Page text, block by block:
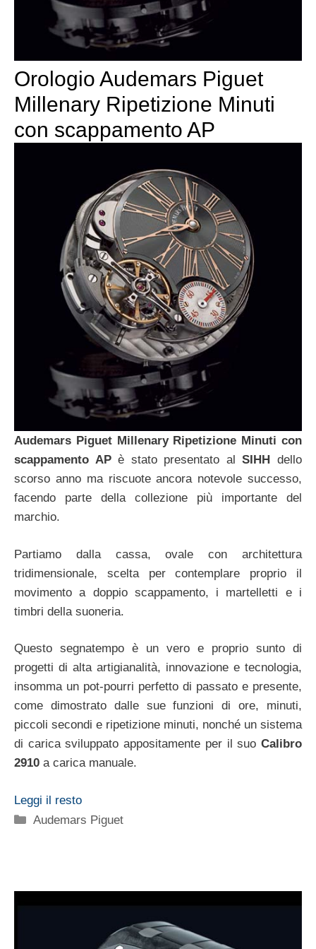
Orologio Audemars Piguet
Millenary Ripetizione Minuti
con scappamento AP
Audemars Piguet Millenary Ripetizione Minuti con
scappamento APè stato presentato alSIHH
dello
scorso anno ma riscuote ancora notevole successo,
facendo parte della collezione più importante del
marchio.
Partiamo dalla cassa, ovale con architettura
tridimensionale, scelta per contemplare proprio il
movimento a doppio scappamento, i martelletti e i
timbri della suoneria.
Questo segnatempo è un vero e proprio sunto di
progetti di alta artigianalità, innovazione e tecnologia,
insomma un pot-pourri perfetto di passato e presente,
come dimostrato dalle sue funzioni di ore, minuti,
piccoli secondi e ripetizione minuti, nonché un sistema
di carica sviluppato appositamente per il suo Calibro
2910 a carica manuale.
Leggi il resto
Categorie
Audemars Piguet